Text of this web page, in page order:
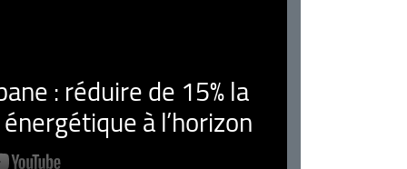
: réduire de 15% la
à l’horizon